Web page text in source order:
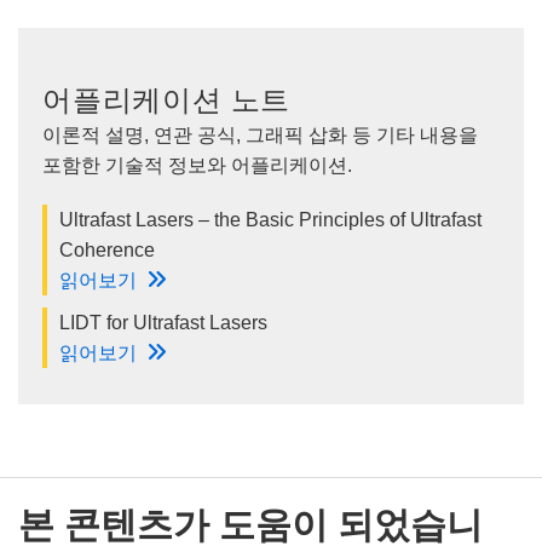
어플리케이션 노트
이론적 설명, 연관 공식, 그래픽 삽화 등 기타 내용을
포함한 기술적 정보와 어플리케이션.
Ultrafast Lasers – the Basic Principles of Ultrafast
Coherence
읽어보기
LIDT for Ultrafast Lasers
읽어보기
본 콘텐츠가 도움이 되었습니